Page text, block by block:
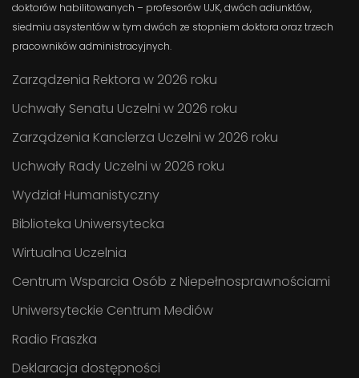
doktorów habilitowanych – profesorów UJK, dwóch adiunktów,
siedmiu asystentów w tym dwóch ze stopniem doktora oraz trzech
pracowników administracyjnych.
Zarządzenia Rektora w 2026 roku
Uchwały Senatu Uczelni w 2026 roku
Zarządzenia Kanclerza Uczelni w 2026 roku
Uchwały Rady Uczelni w 2026 roku
Wydział Humanistyczny
Biblioteka Uniwersytecka
Wirtualna Uczelnia
Centrum Wsparcia Osób z Niepełnosprawnościami
Uniwersyteckie Centrum Mediów
Radio Fraszka
Deklaracja dostępności